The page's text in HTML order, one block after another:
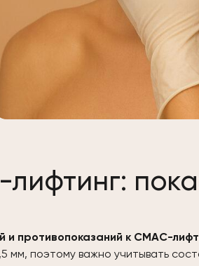
и противопоказаний к СМАС-
мм, поэтому важно учитывать